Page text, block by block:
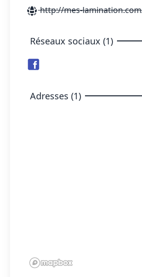
http://mes-
Réseaux sociaux (1)
Adresses (1)